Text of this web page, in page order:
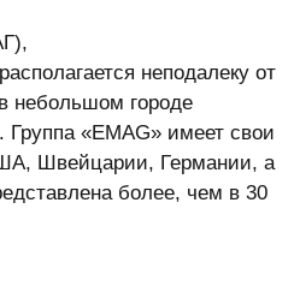
неподалеку от
небольшом городе
«EMAG» имеет свои
Швейцарии, Германии, а
более, чем в 30